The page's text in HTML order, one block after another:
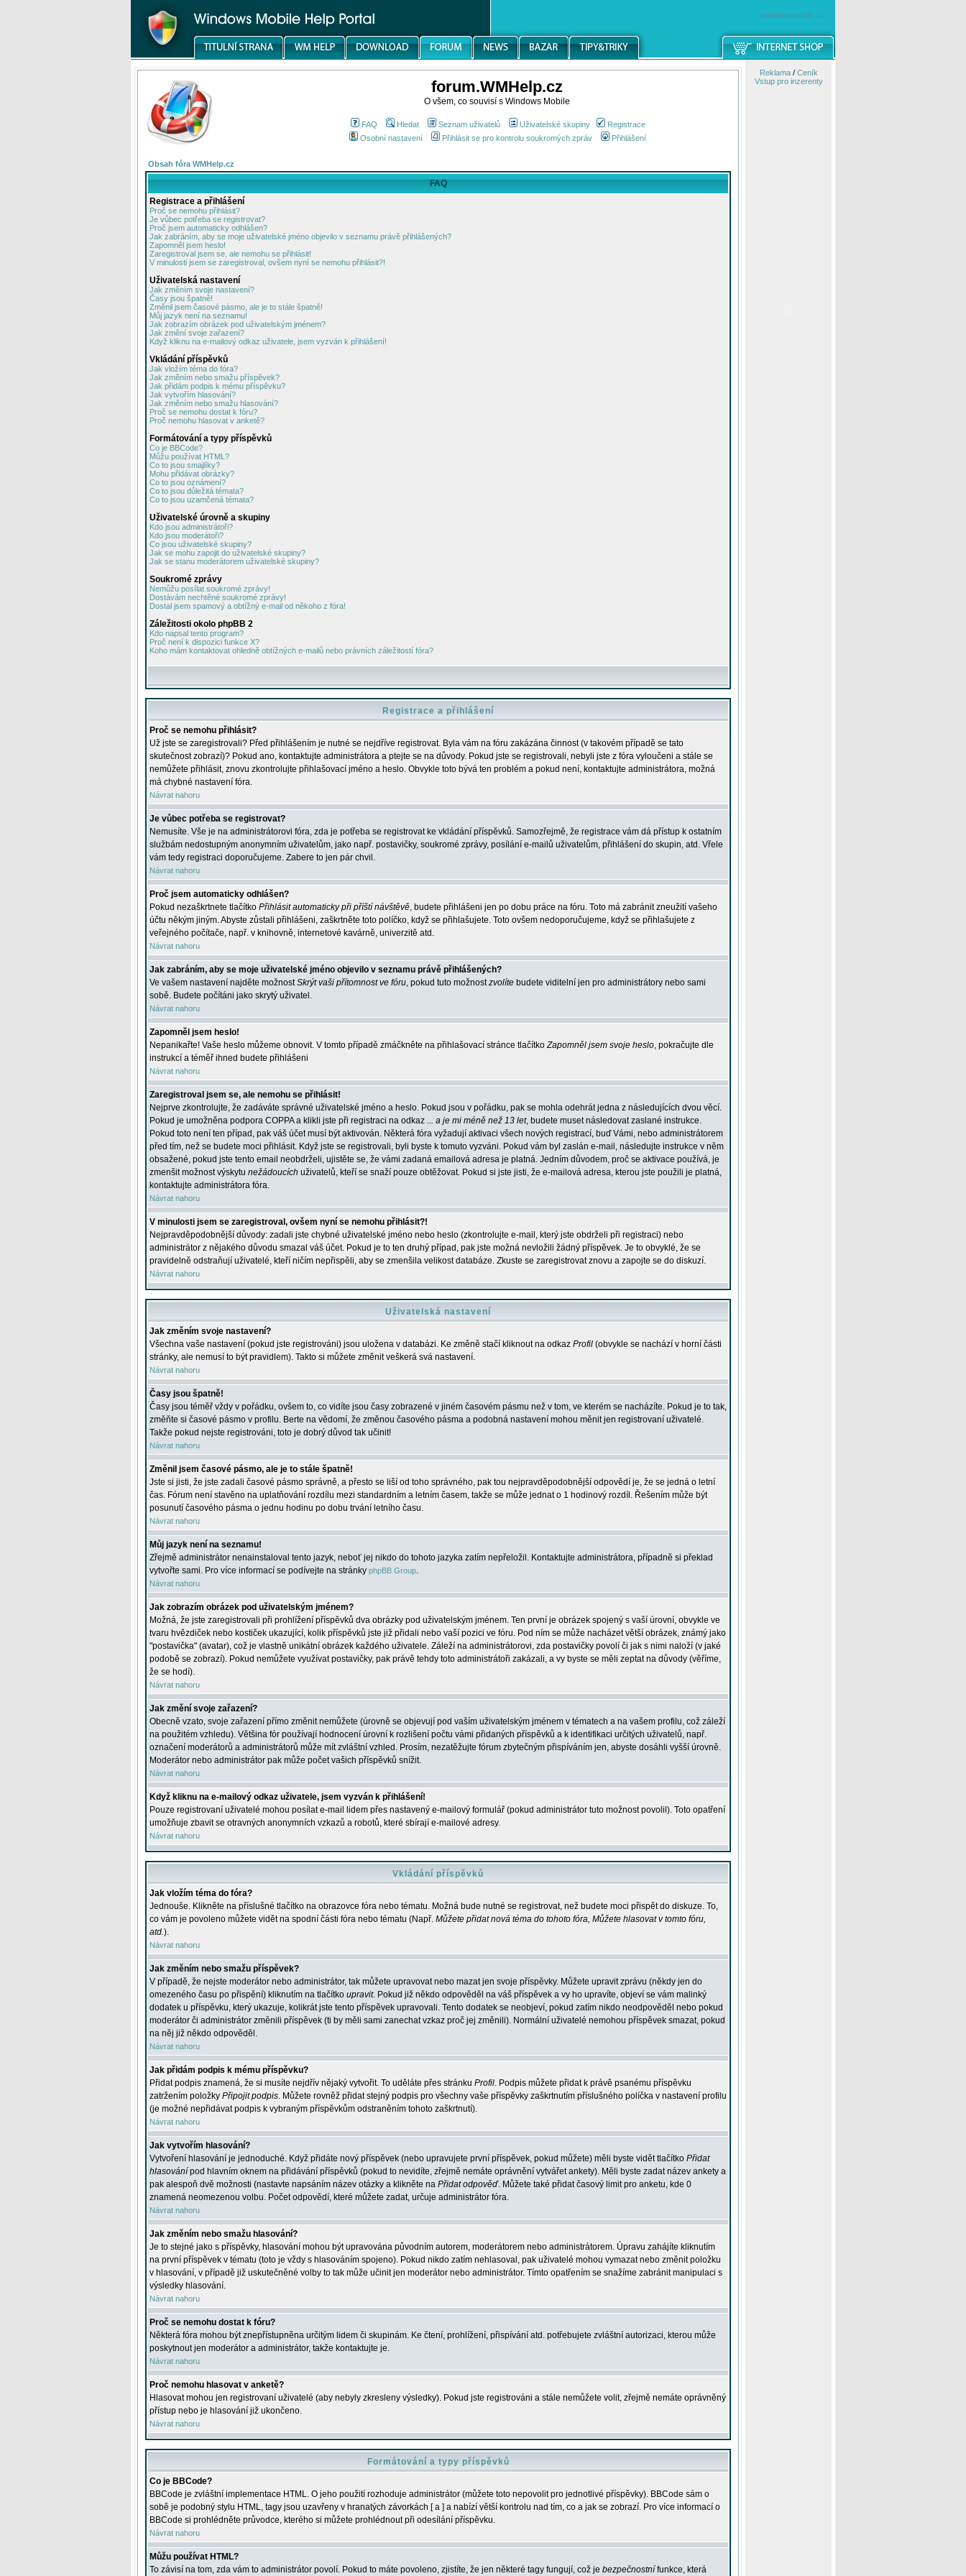
windowsmobile.cz
forum.WMHelp.cz
O všem, co souvisí s Windows Mobile
FAQ Hledat Seznam uživatelů Uživatelské skupiny
Registrace
Osobní nastavení
Přihlásit se pro kontrolu soukromých zpráv Přihlášení
Obsah fóra WMHelp.cz
FAQ
Registrace a přihlášení
Proč se nemohu přihlásit?
Je vůbec potřeba se registrovat?
Proč jsem automaticky odhlášen?
Jak zabráním, aby se moje uživatelské jméno objevilo v seznamu právě přihlášených?
Zapomněl jsem heslo!
Zaregistroval jsem se, ale nemohu se přihlásit!
V minulosti jsem se zaregistroval, ovšem nyní se nemohu přihlásit?!
Uživatelská nastavení
Jak změním svoje nastavení?
Časy jsou špatně!
Změnil jsem časové pásmo, ale je to stále špatně!
Můj jazyk není na seznamu!
Jak zobrazím obrázek pod uživatelským jménem?
Jak změní svoje zařazení?
Když kliknu na e-mailový odkaz uživatele, jsem vyzván k přihlášení!
Vkládání příspěvků
Jak vložím téma do fóra?
Jak změním nebo smažu příspěvek?
Jak přidám podpis k mému příspěvku?
Jak vytvořím hlasování?
Jak změním nebo smažu hlasování?
Proč se nemohu dostat k fóru?
Proč nemohu hlasovat v anketě?
Formátování a typy příspěvků
Co je BBCode?
Můžu používat HTML?
Co to jsou smajlíky?
Mohu přidávat obrázky?
Co to jsou oznámení?
Co to jsou důležitá témata?
Co to jsou uzamčená témata?
Uživatelské úrovně a skupiny
Kdo jsou administrátoři?
Kdo jsou moderátoři?
Co jsou uživatelské skupiny?
Jak se mohu zapojit do uživatelské skupiny?
Jak se stanu moderátorem uživatelské skupiny?
Soukromé zprávy
Nemůžu posílat soukromé zprávy!
Dostávám nechtěné soukromé zprávy!
Dostal jsem spamový a obtížný e-mail od někoho z fóra!
Záležitosti okolo phpBB 2
Kdo napsal tento program?
Proč není k dispozici funkce X?
Koho mám kontaktovat ohledně obtížných e-mailů nebo právních záležitostí fóra?
Registrace a přihlášení
Proč se nemohu přihlásit?
Už jste se zaregistrovali? Před přihlášením je nutné se nejdříve registrovat. Byla vám na fóru zakázána činnost (v takovém případě se tato
skutečnost zobrazí)? Pokud ano, kontaktujte administrátora a ptejte se na důvody. Pokud jste se registrovali, nebyli jste z fóra vyloučeni a stále se
nemůžete přihlásit, znovu zkontrolujte přihlašovací jméno a heslo. Obvykle toto bývá ten problém a pokud není, kontaktujte administrátora, možná
má chybné nastavení fóra.
Návrat nahoru
Je vůbec potřeba se registrovat?
Nemusíte. Vše je na administrátorovi fóra, zda je potřeba se registrovat ke vkládání příspěvků. Samozřejmě, že registrace vám dá přístup k ostatním
službám nedostupným anonymním uživatelům, jako např. postavičky, soukromé zprávy, posílání e-mailů uživatelům, přihlášení do skupin, atd. Vřele
vám tedy registraci doporučujeme. Zabere to jen pár chvil.
Návrat nahoru
Proč jsem automaticky odhlášen?
Pokud nezaškrtnete tlačítko Přihlásit automaticky při příští návštěvě, budete přihlášeni jen po dobu práce na fóru. Toto má zabránit zneužití vašeho
účtu někým jiným. Abyste zůstali přihlášeni, zaškrtněte toto políčko, když se přihlašujete. Toto ovšem nedoporučujeme, když se přihlašujete z
veřejného počítače, např. v knihovně, internetové kavárně, univerzitě atd.
Návrat nahoru
Jak zabráním, aby se moje uživatelské jméno objevilo v seznamu právě přihlášených?
Ve vašem nastavení najděte možnostSkrýt vaši přítomnost ve fóru, pokud tuto možnostzvolíte budete viditelní jen pro administrátory nebo sami
sobě. Budete počítáni jako skrytý uživatel.
Návrat nahoru
Zapomněl jsem heslo!
Nepanikařte! Vaše heslo můžeme obnovit. V tomto případě zmáčkněte na přihlašovací stránce tlačítkoZapomněl jsem svoje heslo, pokračujte dle
instrukcí a téměř ihned budete přihlášeni
Návrat nahoru
Zaregistroval jsem se, ale nemohu se přihlásit!
Nejprve zkontrolujte, že zadáváte správné uživatelské jméno a heslo. Pokud jsou v pořádku, pak se mohla odehrát jedna z následujících dvou věcí.
Pokud je umožněna podpora COPPA a klikli jste při registraci na odkaz ... a je mi méně než 13 let, budete muset následovat zaslané instrukce.
Pokud toto není ten případ, pak váš účet musí být aktivován. Některá fóra vyžadují aktivaci všech nových registrací, buď Vámi, nebo administrátorem
před tím, než se budete moci přihlásit. Když jste se registrovali, byli byste k tomuto vyzváni. Pokud vám byl zaslán e-mail, následujte instrukce v něm
obsažené, pokud jste tento email neobdrželi, ujistěte se, že vámi zadaná emailová adresa je platná. Jedním důvodem, proč se aktivace používá, je
zmenšit možnost výskytu nežádoucích uživatelů, kteří se snaží pouze obtěžovat. Pokud si jste jisti, že e-mailová adresa, kterou jste použili je platná,
kontaktujte administrátora fóra.
Návrat nahoru
V minulosti jsem se zaregistroval, ovšem nyní se nemohu přihlásit?!
Nejpravděpodobnější důvody: zadali jste chybné uživatelské jméno nebo heslo (zkontrolujte e-mail, který jste obdrželi při registraci) nebo
administrátor z nějakého důvodu smazal váš účet. Pokud je to ten druhý případ, pak jste možná nevložili žádný příspěvek. Je to obvyklé, že se
pravidelně odstraňují uživatelé, kteří ničím nepřispěli, aby se zmenšila velikost databáze. Zkuste se zaregistrovat znovu a zapojte se do diskuzí.
Návrat nahoru
Uživatelská nastavení
Jak změním svoje nastavení?
Všechna vaše nastavení (pokud jste registrováni) jsou uložena v databázi. Ke změně stačí kliknout na odkaz Profil (obvykle se nachází v horní části
stránky, ale nemusí to být pravidlem). Takto si můžete změnit veškerá svá nastavení.
Návrat nahoru
Časy jsou špatně!
Časy jsou téměř vždy v pořádku, ovšem to, co vidíte jsou časy zobrazené v jiném časovém pásmu než v tom, ve kterém se nacházíte. Pokud je to tak,
změňte si časové pásmo v profilu. Berte na vědomí, že změnou časového pásma a podobná nastavení mohou měnit jen registrovaní uživatelé.
Takže pokud nejste registrováni, toto je dobrý důvod tak učinit!
Návrat nahoru
Změnil jsem časové pásmo, ale je to stále špatně!
Jste si jisti, že jste zadali časové pásmo správně, a přesto se liší od toho správného, pak tou nejpravděpodobnější odpovědí je, že se jedná o letní
čas. Fórum není stavěno na uplatňování rozdílu mezi standardním a letním časem, takže se může jednat o 1 hodinový rozdíl. Řešením může být
posunutí časového pásma o jednu hodinu po dobu trvání letního času.
Návrat nahoru
Můj jazyk není na seznamu!
Zřejmě administrátor nenainstaloval tento jazyk, neboť jej nikdo do tohoto jazyka zatím nepřeložil. Kontaktujte administrátora, případně si překlad
vytvořte sami. Pro více informací se podívejte na stránky phpBB Group.
Návrat nahoru
Jak zobrazím obrázek pod uživatelským jménem?
Možná, že jste zaregistrovali při prohlížení příspěvků dva obrázky pod uživatelským jménem. Ten první je obrázek spojený s vaší úrovní, obvykle ve
tvaru hvězdiček nebo kostiček ukazující, kolik příspěvků jste již přidali nebo vaší pozici ve fóru. Pod ním se může nacházet větší obrázek, známý jako
"postavička" (avatar), což je vlastně unikátní obrázek každého uživatele. Záleží na administrátorovi, zda postavičky povolí či jak s nimi naloží (v jaké
podobě se zobrazí). Pokud nemůžete využívat postavičky, pak právě tehdy toto administrátoři zakázali, a vy byste se měli zeptat na důvody (věříme,
že se hodí).
Návrat nahoru
Jak změní svoje zařazení?
Obecně vzato, svoje zařazení přímo změnit nemůžete (úrovně se objevují pod vaším uživatelským jménem v tématech a na vašem profilu, což záleží
na použitém vzhledu). Většina fór používají hodnocení úrovní k rozlišení počtu vámi přidaných příspěvků a k identifikaci určitých uživatelů, např.
označení moderátorů a administrátorů může mít zvláštní vzhled. Prosím, nezatěžujte fórum zbytečným přispíváním jen, abyste dosáhli vyšší úrovně.
Moderátor nebo administrátor pak může počet vašich příspěvků snížit.
Návrat nahoru
Když kliknu na e-mailový odkaz uživatele, jsem vyzván k přihlášení!
Pouze registrovaní uživatelé mohou posílat e-mail lidem přes nastavený e-mailový formulář (pokud administrátor tuto možnost povolil). Toto opatření
umožňuje zbavit se otravných anonymních vzkazů a robotů, které sbírají e-mailové adresy.
Návrat nahoru
Vkládání příspěvků
Jak vložím téma do fóra?
Jednouše. Klikněte na příslušné tlačítko na obrazovce fóra nebo tématu. Možná bude nutné se registrovat, než budete moci přispět do diskuze. To,
co vám je povoleno můžete vidět na spodní části fóra nebo tématu (Např. Můžete přidat nová téma do tohoto fóra, Můžete hlasovat v tomto fóru,
atd.).
Návrat nahoru
Jak změním nebo smažu příspěvek?
V případě, že nejste moderátor nebo administrátor, tak můžete upravovat nebo mazat jen svoje příspěvky. Můžete upravit zprávu (někdy jen do
omezeného času po přispění) kliknutím na tlačítko upravit. Pokud již někdo odpověděl na váš příspěvek a vy ho upravíte, objeví se vám malinký
dodatek u příspěvku, který ukazuje, kolikrát jste tento příspěvek upravovali. Tento dodatek se neobjeví, pokud zatím nikdo neodpověděl nebo pokud
moderátor či administrátor změnili příspěvek (ti by měli sami zanechat vzkaz proč jej změnili). Normální uživatelé nemohou příspěvek smazat, pokud
na něj již někdo odpověděl.
Návrat nahoru
Jak přidám podpis k mému příspěvku?
Přidat podpis znamená, že si musíte nejdřív nějaký vytvořit. To uděláte přes stránku Profil. Podpis můžete přidat k právě psanému příspěvku
zatržením položky Připojit podpis. Můžete rovněž přidat stejný podpis pro všechny vaše příspěvky zaškrtnutím příslušného políčka v nastavení profilu
(je možné nepřidávat podpis k vybraným příspěvkům odstraněním tohoto zaškrtnutí).
Návrat nahoru
Jak vytvořím hlasování?
Vytvoření hlasování je jednoduché. Když přidáte nový příspěvek (nebo upravujete první příspěvek, pokud můžete) měli byste vidět tlačítko Přidat
hlasování pod hlavním oknem na přidávání příspěvků (pokud to nevidíte, zřejmě nemáte oprávnění vytvářet ankety). Měli byste zadat název ankety a
pak alespoň dvě možnosti (nastavte napsáním název otázky a klikněte na Přidat odpověď. Můžete také přidat časový limit pro anketu, kde 0
znamená neomezenou volbu. Počet odpovědí, které můžete zadat, určuje administrátor fóra.
Návrat nahoru
Jak změním nebo smažu hlasování?
Je to stejné jako s příspěvky, hlasování mohou být upravována původním autorem, moderátorem nebo administrátorem. Úpravu zahájíte kliknutím
na první příspěvek v tématu (toto je vždy s hlasováním spojeno). Pokud nikdo zatím nehlasoval, pak uživatelé mohou vymazat nebo změnit položku
v hlasování, v případě již uskutečněné volby to tak může učinit jen moderátor nebo administrátor. Tímto opatřením se snažíme zabránit manipulaci s
výsledky hlasování.
Návrat nahoru
Proč se nemohu dostat k fóru?
Některá fóra mohou být znepřístupněna určitým lidem či skupinám. Ke čtení, prohlížení, přispívání atd. potřebujete zvláštní autorizaci, kterou může
poskytnout jen moderátor a administrátor, takže kontaktujte je.
Návrat nahoru
Proč nemohu hlasovat v anketě?
Hlasovat mohou jen registrovaní uživatelé (aby nebyly zkresleny výsledky). Pokud jste registrováni a stále nemůžete volit, zřejmě nemáte oprávněný
přístup nebo je hlasování již ukončeno.
Návrat nahoru
Formátování a typy příspěvků
Co je BBCode?
BBCode je zvláštní implementace HTML. O jeho použití rozhoduje administrátor (můžete toto nepovolit pro jednotlivé příspěvky). BBCode sám o
sobě je podobný stylu HTML, tagy jsou uzavřeny v hranatých závorkách [ a ] a nabízí větší kontrolu nad tím, co a jak se zobrazí. Pro více informací o
BBCode si prohlédněte průvodce, kterého si můžete prohlédnout při odesílání příspěvku.
Návrat nahoru
Můžu používat HTML?
To závisí na tom, zda vám to administrátor povolí. Pokud to máte povoleno, zjistíte, že jen některé tagy fungují, což je bezpečnostní funkce, která
Reklama/ Ceník
Vstup pro inzerenty